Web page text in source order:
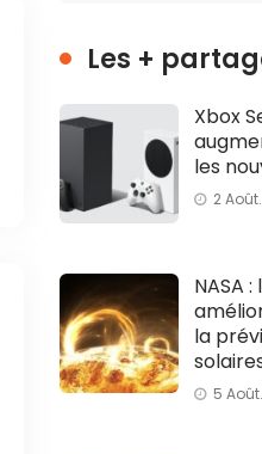
Les +
Xbox
les
2
NASA
la
5